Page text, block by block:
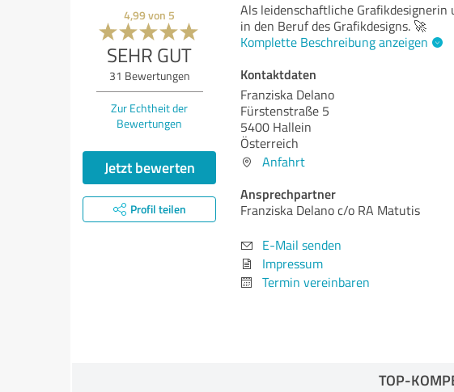
4,99von 5
SEHR GUT
31 Bewertungen
Zur Echtheit der
Bewertungen
Jetzt bewerten
Profil teilen
Als leidenschaftliche
in den Beruf des Grafikdesigns. 🚀
Komplette Beschreibung anzeigen
Kontaktdaten
Franziska Delano
Fürstenstraße 5
5400 Hallein
Österreich
Anfahrt
Ansprechpartner
Franziska Delano c/o RA Matutis
E-Mail senden
Impressum
Termin vereinbaren
TOP-